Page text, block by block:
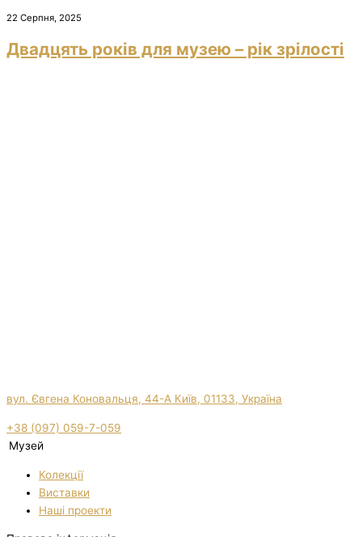
22 Серпня, 2025
Двадцять років для музею – рік зрілості
вул. Євгена Коновальця, 44-А Київ, 01133, Україна
+38 (097) 059-7-059
Музей
Колекції
Виставки
Нашi проекти